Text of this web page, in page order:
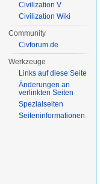
Civilization V
Civilization Wiki
Community
Civforum.de
Werkzeuge
Links auf diese Seite
Änderungen an
verlinkten Seiten
Spezialseiten
Seiten­informationen